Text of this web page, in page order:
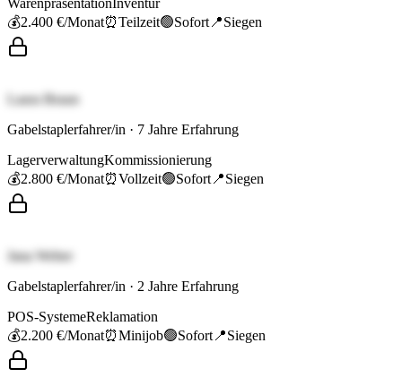
Warenpräsentation Inventur
💰2.400 €/Monat⏰Teilzeit🟢Sofort 📍Siegen
Laura Braun
Gabelstaplerfahrer/in · 7 Jahre Erfahrung
LagerverwaltungKommissionierung
💰2.800 €/Monat⏰Vollzeit🟢Sofort 📍Siegen
Jana Weber
Gabelstaplerfahrer/in · 2 Jahre Erfahrung
POS-SystemeReklamation
💰2.200 €/Monat⏰Minijob🟢Sofort 📍Siegen